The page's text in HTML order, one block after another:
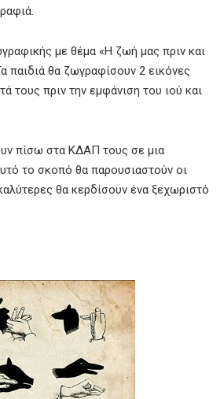
με θέμα «Η ζωή μας πριν και
παιδιά θα ζωγραφίσουν 2 εικόνες
τους πριν την εμφάνιση του ιού και
πίσω στα ΚΔΑΠ τους σε μια
το σκοπό θα παρουσιαστούν οι
θα κερδίσουν ένα ξεχωριστό